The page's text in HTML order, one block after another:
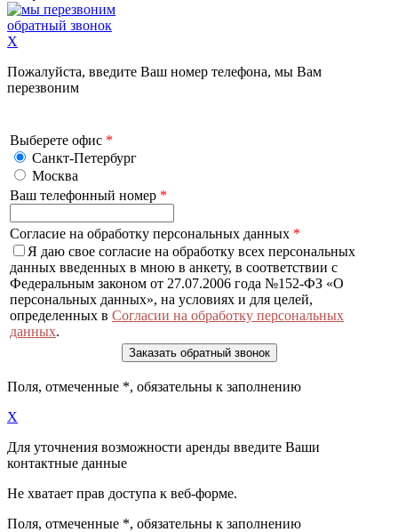
обратный звонок
X
Пожалуйста, введите Ваш номер телефона, мы Вам
перезвоним
Выберете офис *
Санкт-Петербург
Москва
Ваш телефонный номер *
Согласие на обработку персональных данных *
Я даю свое согласие на обработку всех персональных
данных введенных в мною в анкету, в соответствии с
Федеральным законом от 27.07.2006 года №152-ФЗ «О
персональных данных», на условиях и для целей,
определенных в Согласии на обработку персональных
данных.
Поля, отмеченные *, обязательны к заполнению
X
Для уточнения возможности аренды введите Ваши
контактные данные
Не хватает прав доступа к веб-форме.
Поля, отмеченные *, обязательны к заполнению